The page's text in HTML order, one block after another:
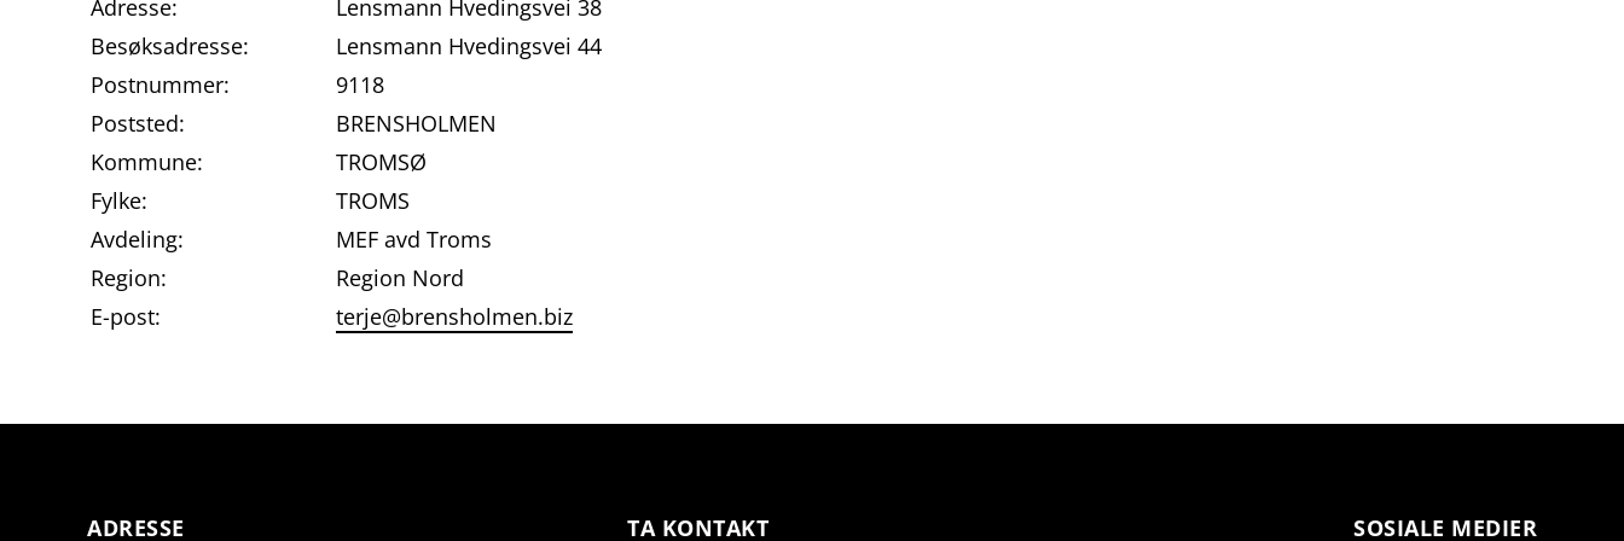
Adresse:
Lensmann Hvedingsvei 38
Besøksadresse:
Lensmann Hvedingsvei 44
Postnummer:
9118
Poststed:
BRENSHOLMEN
Kommune:
TROMSØ
Fylke:
TROMS
Avdeling:
MEF avd Troms
Region:
Region Nord
E-post:
terje@brensholmen.biz
ADRESSE TA KONTAKT SOSIALE MEDIER